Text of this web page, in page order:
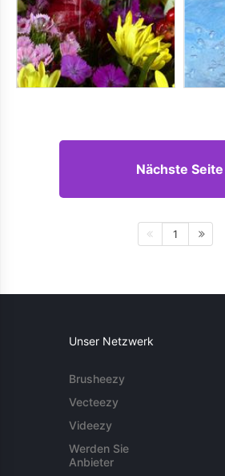
Nächste Seite
1
Unser Netzwerk
Brusheezy
Vecteezy
Videezy
Werden Sie
Anbieter